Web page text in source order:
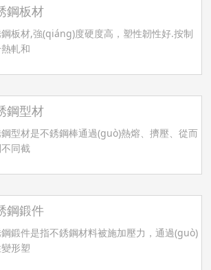
鋼板材
板材,強(qiáng)度硬度高，塑性韌性好.按制
軋和
鋼型材
型材是不銹鋼棒通過(guò)熱熔、擠壓、從而
同截
鋼鍛件
鍛件是指不銹鋼材料被施加壓力，通過(guò)
形塑